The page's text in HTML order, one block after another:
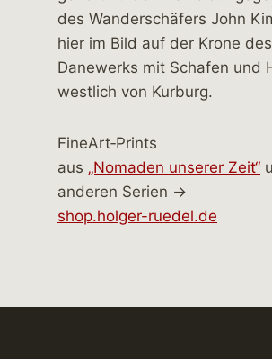
FineArt‑Prints
aus „Nomaden unserer Zeit“
anderen Serien →
shop.holger-ruedel.de